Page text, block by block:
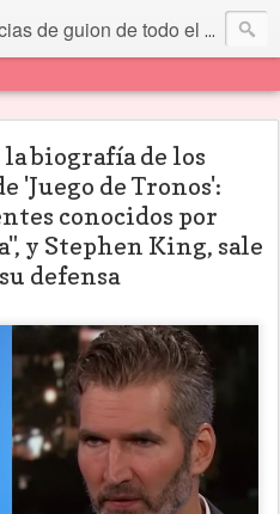
de guion de todo el mundo... Y más.
biografía de los
'Juego de Tronos':
conocidos por
y Stephen King, sale
defensa